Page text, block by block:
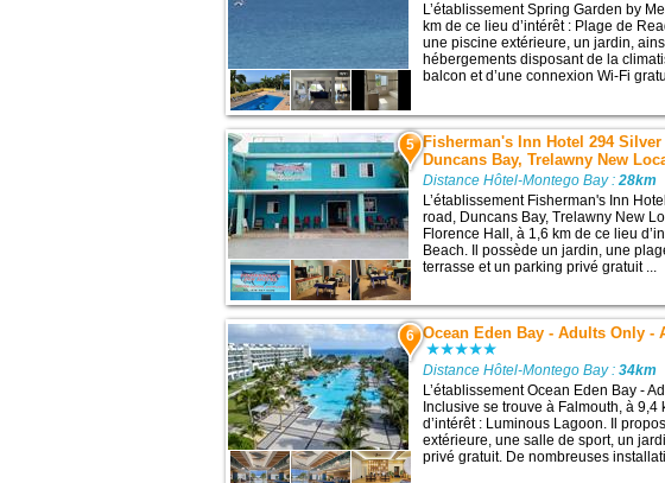
L’établissement Spring Garden by
km de ce lieu d’intérêt : Plage de
une piscine extérieure, un jardin,
hébergements disposant de la
balcon et d’une connexion Wi-Fi
5 Fisherman's Inn Hotel 294
Duncans Bay, Trelawny New
Distance Hôtel-Montego Bay :28km
L’établissement Fisherman's Inn
road, Duncans Bay, Trelawny New
Florence Hall, à 1,6 km de ce lieu
Beach. Il possède un jardin, une
terrasse et un parking privé gratuit ...
6 Ocean Eden Bay - Adults Only -
Distance Hôtel-Montego Bay :34km
L’établissement Ocean Eden Bay -
Inclusive se trouve à Falmouth, à 9,4
d’intérêt : Luminous Lagoon. Il
extérieure, une salle de sport, un
privé gratuit. De nombreuses